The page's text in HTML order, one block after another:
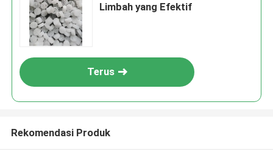
Limbah yang Efektif
Terus
Rekomendasi Produk